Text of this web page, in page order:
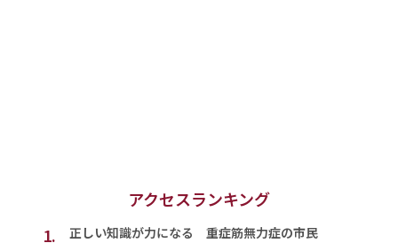
アクセスランキング
1.
正しい知識が力になる 重症筋無力症の市民